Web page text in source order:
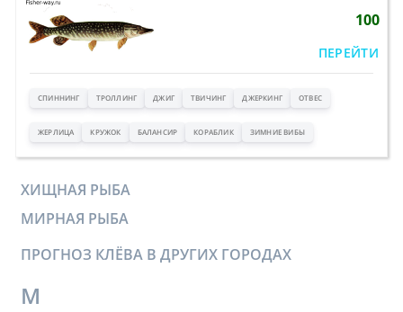
100
ПЕРЕЙТИ
СПИННИНГ ТРОЛЛИНГ ДЖИГ ТВИЧИНГ ДЖЕРКИНГ ОТВЕС
ЖЕРЛИЦА КРУЖОК БАЛАНСИР КОРАБЛИК ЗИМНИЕ ВИБЫ
ХИЩНАЯ РЫБА
МИРНАЯ РЫБА
ПРОГНОЗ КЛЁВА В ДРУГИХ ГОРОДАХ
М